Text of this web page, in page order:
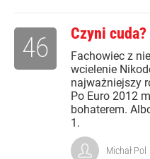
Czyni cuda?
Fachowiec z
wcielenie
najważniejszy
Po Euro 2012
bohaterem.
1.
46
Michał Pol